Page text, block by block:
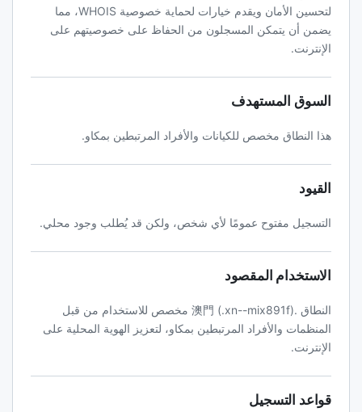
لتحسين الأمان ويقدم خيارات لحماية خصوصية WHOIS، مما
يضمن أن يتمكن المسجلون من الحفاظ على خصوصيتهم على
الإنترنت.
السوق المستهدف
هذا النطاق مخصص للكيانات والأفراد المرتبطين بمكاو.
القيود
التسجيل مفتوح عمومًا لأي شخص، ولكن قد يُطلب وجود محلي.
الاستخدام المقصود
النطاق .澳門 (.xn--mix891f) مخصص للاستخدام من قبل
المنظمات والأفراد المرتبطين بمكاو، لتعزيز الهوية المحلية على
الإنترنت.
قواعد التسجيل